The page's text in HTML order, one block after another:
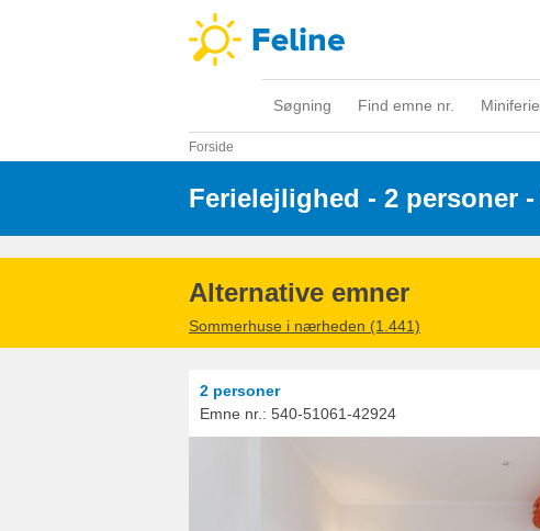
Søgning Find emne nr. Miniferie
Forside
Ferielejlighed - 2 personer -
Alternative emner
Sommerhuse i nærheden (1.441)
2 personer
Emne nr.: 540-51061-42924